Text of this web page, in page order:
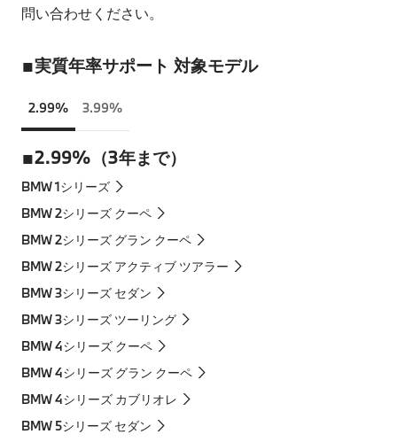
問い合わせください。
■実質年率サポート 対象モデル
2.99% 3.99%
■2.99%（3年まで）
BMW 1シリーズ
BMW 2シリーズ クーペ
BMW 2シリーズ グラン クーペ
BMW 2シリーズ アクティブ ツアラー
BMW 3シリーズ セダン
BMW 3シリーズ ツーリング
BMW 4シリーズ クーペ
BMW 4シリーズ グラン クーペ
BMW 4シリーズ カブリオレ
BMW 5シリーズ セダン